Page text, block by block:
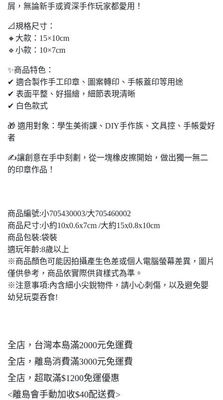
屑，無論新手或資深手作玩家都愛用！
📐規格尺寸：
🔸大款：15×10cm
🔹小款：10×7cm
✨商品特色：
✔ 適合製作手工印章、圖案轉印、手帳蓋印等用途
✔ 表面平整、好描繪，細節表現清晰
✔ 白色款式
🎁 適用對象：學生美術課、DIY手作族、文具控、手帳愛好
者
✍️讓創意在手中刻劃，從一塊橡皮擦開始，做出獨一無二
的印章作品！
商品編號:小705430003/大705460002
商品尺寸:小約10x0.6x7cm /大約15x0.8x10cm
商品包裝:袋裝
適玩年齡:8歲以上
※商品顏色可能因拍攝產生色差或個人電腦螢幕差異，圖片
僅供參考，商品依實際供貨樣式為準。
※注意事項:內含細小尖銳物件，請小心刺傷，以及避免嬰
幼兒玩耍吞食!
全店，台灣本島滿2000元免運費
全店，離島消費滿3000元免運費
全店，超取滿$1200免運優惠
<離島會手動加收$40配送費>